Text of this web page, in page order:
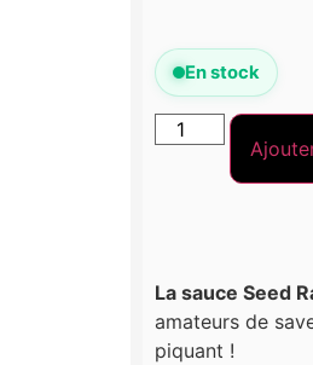
En stock
La sauce Seed
amateurs de
piquant !